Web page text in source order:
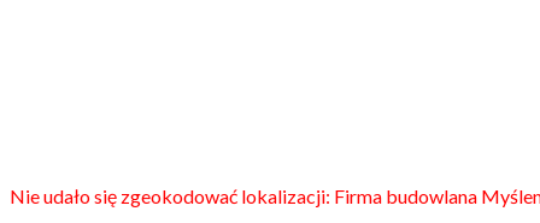
Nie udało się zgeokodować lokalizacji: Firma budowlana